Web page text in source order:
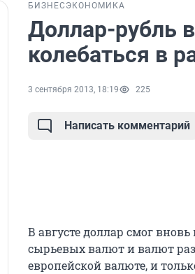
БИЗНЕС ЭКОНОМИКА
Доллар-рубль
колебаться в
3 сентября 2013, 18:19 225
Написать комментарий
В августе доллар смог
сырьевых валют и валют
европейской валюте, и